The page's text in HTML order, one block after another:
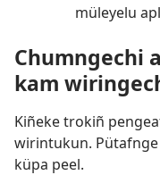
müleyelu
Chumngechi
kam
Kiñeke trokiñ
wirintukun.
küpa peel.